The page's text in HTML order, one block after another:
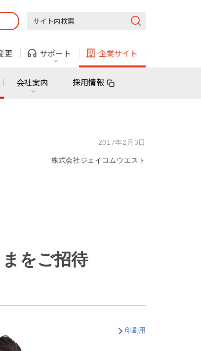
更 サポート 企業サイト
ガス
利用できる物件も！
ガス
休止・解約
固定電話
法人・自治体向けサービス
会社案内 採用情報
2017年2月3日
株式会社ジェイコムウエスト
をご招待
印刷用